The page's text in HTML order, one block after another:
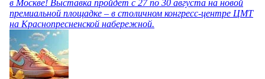
в Москве! Выставка пройдет с 27 по 30 августа на новой
премиальной площадке – в столичном конгресс-центре ЦМТ
на Краснопресненской набережной.